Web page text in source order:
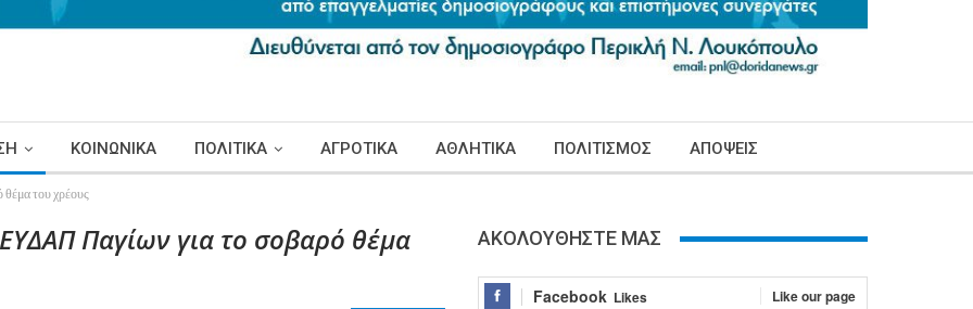
ΚΟΙΝΩΝΙΚΑ ΠΟΛΙΤΙΚΑ ΑΓΡΟΤΙΚΑ ΑΘΛΗΤΙΚΑ ΠΟΛΙΤΙΣΜΟΣ ΑΠΟΨΕΙΣ
του χρέους
Παγίων για το σοβαρό θέμα
ΑΚΟΛΟΥΘΗΣΤΕ ΜΑΣ
Facebook Likes Like our page